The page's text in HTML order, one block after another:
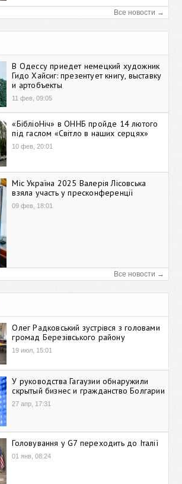
Все новости →
В Одессу приедет немецкий художник
Гидо Хайсиг: презентует книгу, выставку
и артобъекты
11 фев, 09:05
«БібліоНіч» в ОННБ пройде 14 лютого
під гаслом «Світло в наших серцях»
10 фев, 20:01
Міс Україна 2025 Валерія Лісовська
взяла участь у пресконференції
09 фев, 18:01
Все новости →
Олег Радковський зустрівся з головами
громад Березівського району
19 июл, 15:01
У руководства Гагаузии обнаружили
скрытый бизнес и гражданство Болгарии
27 апр, 17:31
Головування у G7 переходить до Італії
01 янв, 08:24